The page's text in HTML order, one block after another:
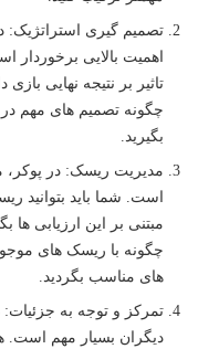
تصمیم گیری استراتژیک:
اهمیت بالایی برخوردار
تاثیر بر نتیجه نهایی
چگونه تصمیم های مهم
بگیرید.
مدیریت ریسک: در پوکر،
است. شما باید بتوانید
مبتنی بر این ارزیابی ها
چگونه با ریسک های
های مناسب بگردید.
تمرکز و توجه به
دیگران بسیار مهم است.